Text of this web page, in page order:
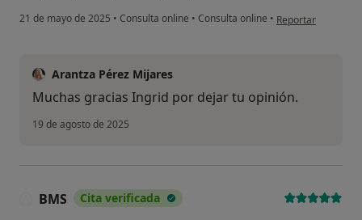
21 de mayo de 2025 • Consulta online • Consulta online • en opinión del
Reportar
Arantza Pérez Mijares
Muchas gracias Ingrid por dejar tu opinión.
19 de agosto de 2025
BMS Cita verificada